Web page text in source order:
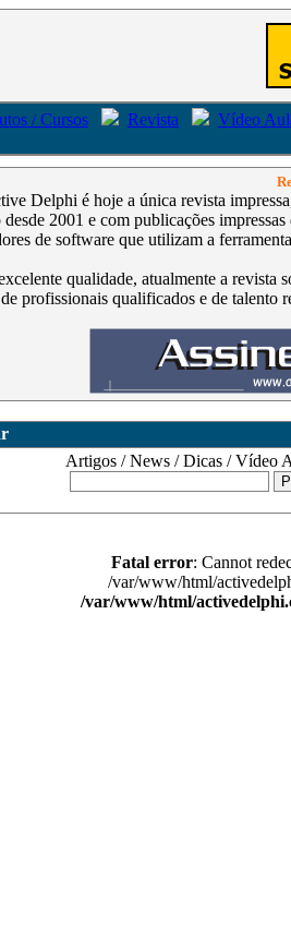
/ Cursos Revista Vídeo
Delphi é hoje a única revista
2001 e com publicações
de software que utilizam a
qualidade, atualmente a revista
profissionais qualificados e de talento
Artigos / News / Dicas / Vídeo
Fatal error: Cannot
/var/www/html/
/var/www/html/